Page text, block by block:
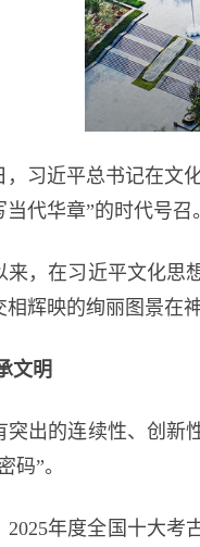
习近平总书记在文化
代华章”的时代号召。
在习近平文化思想
辉映的绚丽图景在
文明
的连续性、创新性
码”。
年度全国十大考古